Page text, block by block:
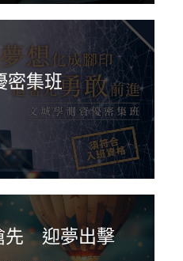
密集班
先 迎夢出擊